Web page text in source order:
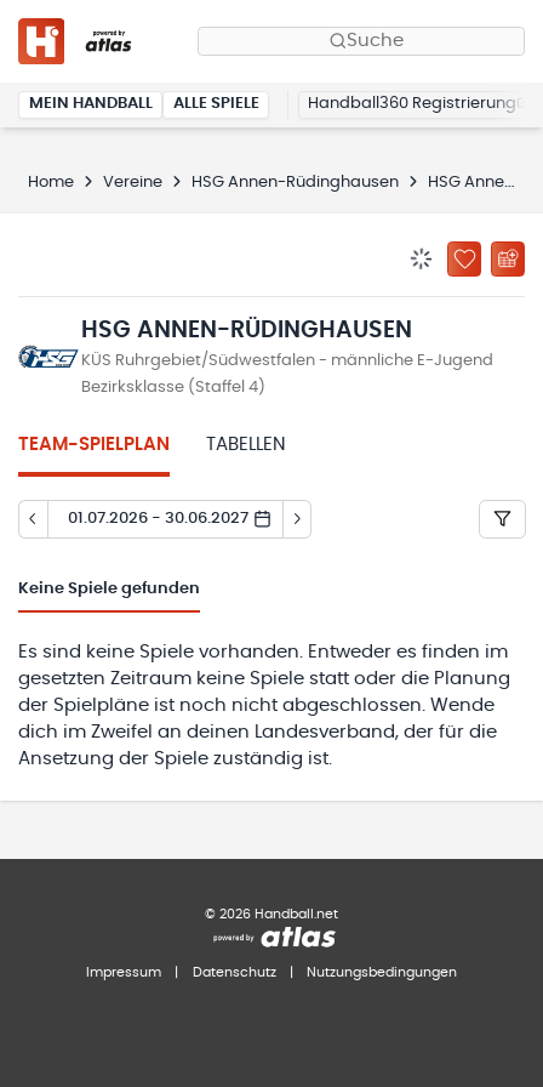
Suche
MEIN HANDBALL ALLE SPIELE Handball360 Registrierung
Home Vereine HSG Annen-Rüdinghausen HSG Annen-Rüdinghausen
ZU
HSG ANNEN-RÜDINGHAUSEN
KÜS Ruhrgebiet/Südwestfalen - männliche E-Jugend
Bezirksklasse (Staffel 4)
TEAM-SPIELPLAN TABELLEN
01.07.2026 - 30.06.2027
Keine Spiele gefunden
Es sind keine Spiele vorhanden. Entweder es finden im
gesetzten Zeitraum keine Spiele statt oder die Planung
der Spielpläne ist noch nicht abgeschlossen. Wende
dich im Zweifel an deinen Landesverband, der für die
Ansetzung der Spiele zuständig ist.
© 2026 Handball.net
Impressum Datenschutz Nutzungsbedingungen